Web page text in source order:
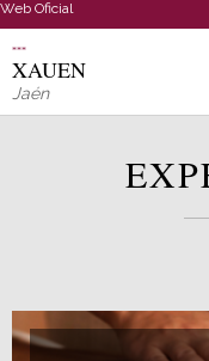
Web Oficial
XAUEN
Jaén